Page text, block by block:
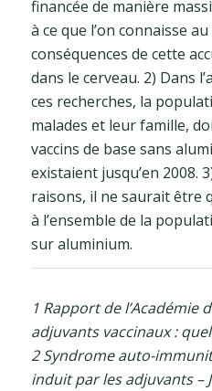
financée de manière
à ce que l’on connaisse
conséquences de cette
dans le cerveau. 2) Dans
ces recherches, la
malades et leur famille,
vaccins de base sans
existaient jusqu’en 2008.
raisons, il ne saurait être
à l’ensemble de la
sur aluminium.
1 Rapport de l’Académie
adjuvants vaccinaux :
2 Syndrome auto-
induit par les adjuvants –